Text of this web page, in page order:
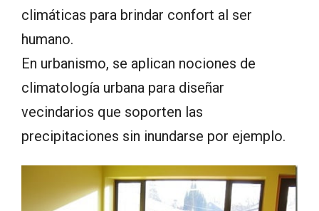
climáticas para brindar confort al ser
humano.
En urbanismo, se aplican nociones de
climatología urbana para diseñar
vecindarios que soporten las
precipitaciones sin inundarse por ejemplo.